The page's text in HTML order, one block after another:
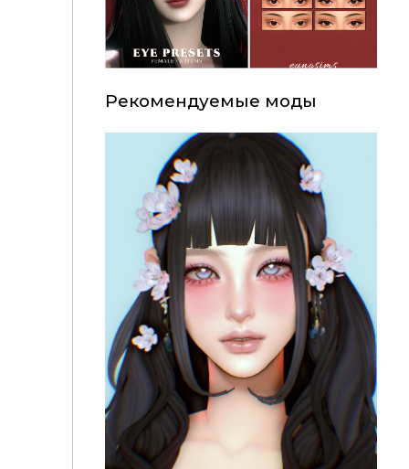
Рекомендуемые моды